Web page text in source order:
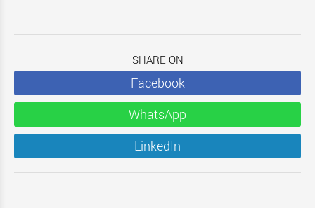
SHARE ON
Facebook
WhatsApp
LinkedIn